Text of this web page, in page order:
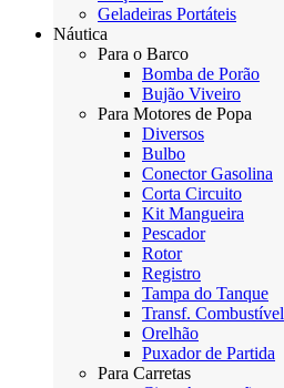
Geladeiras Portáteis
Náutica
Para o Barco
Bomba de Porão
Bujão Viveiro
Para Motores de Popa
Diversos
Bulbo
Conector Gasolina
Corta Circuito
Kit Mangueira
Pescador
Rotor
Registro
Tampa do Tanque
Transf. Combustível
Orelhão
Puxador de Partida
Para Carretas